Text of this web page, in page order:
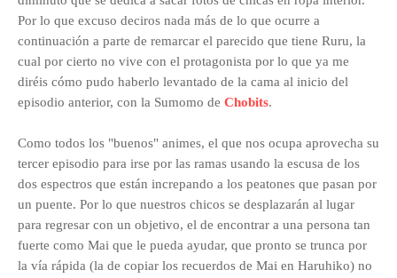
Por lo que excuso deciros nada más de lo que ocurre a
continuación a parte de remarcar el parecido que tiene Ruru, la
cual por cierto no vive con el protagonista por lo que ya me
diréis cómo pudo haberlo levantado de la cama al inicio del
episodio anterior, con la Sumomo de Chobits.
Como todos los "buenos" animes, el que nos ocupa aprovecha su
tercer episodio para irse por las ramas usando la escusa de los
dos espectros que están increpando a los peatones que pasan por
un puente. Por lo que nuestros chicos se desplazarán al lugar
para regresar con un objetivo, el de encontrar a una persona tan
fuerte como Mai que le pueda ayudar, que pronto se trunca por
la vía rápida (la de copiar los recuerdos de Mai en Haruhiko) no